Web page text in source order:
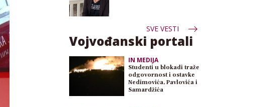
SVE VESTI
Vojvođanski portali
IN MEDIJA
Studenti u blokadi traže
odgovornost i ostavke
Nedimovića, Pavlovića i
Samardžića